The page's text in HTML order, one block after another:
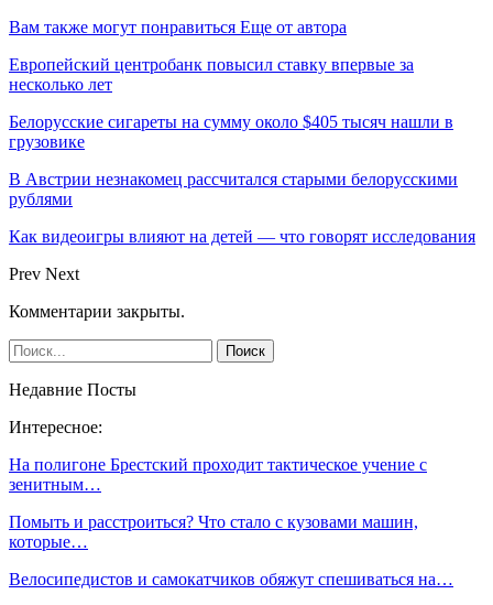
Вам также могут понравиться Еще от автора
Европейский центробанк повысил ставку впервые за
несколько лет
Белорусские сигареты на сумму около $405 тысяч нашли в
грузовике
В Австрии незнакомец рассчитался старыми белорусскими
рублями
Как видеоигры влияют на детей — что говорят исследования
Prev Next
Комментарии закрыты.
Недавние Посты
Интересное:
На полигоне Брестский проходит тактическое учение с
зенитным…
Помыть и расстроиться? Что стало с кузовами машин,
которые…
Велосипедистов и самокатчиков обяжут спешиваться на…